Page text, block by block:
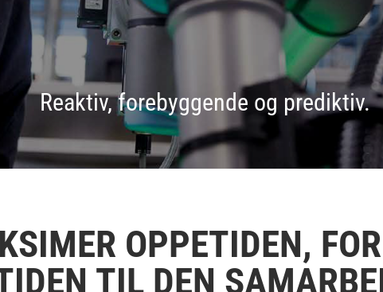
Reaktiv, forebyggende og prediktiv.
OPPETIDEN,
TIL DEN